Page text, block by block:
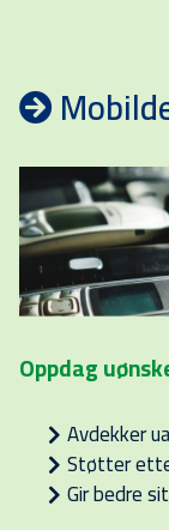
Oppdag
Avdekker
Støtter
Gir bedre